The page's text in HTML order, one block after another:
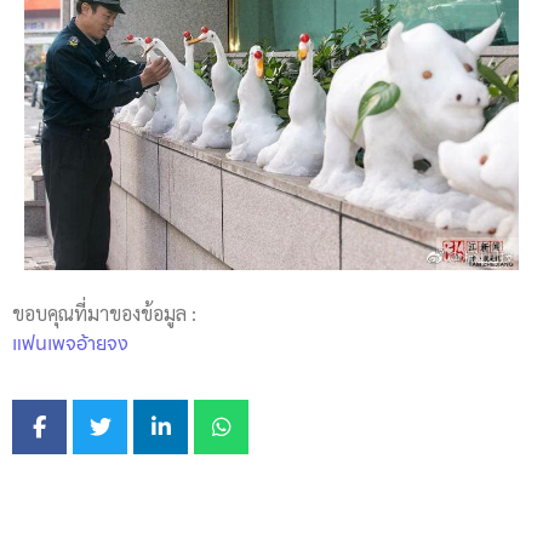
ขอบคุณที่มาของข้อมูล :
แฟนเพจอ้ายจง